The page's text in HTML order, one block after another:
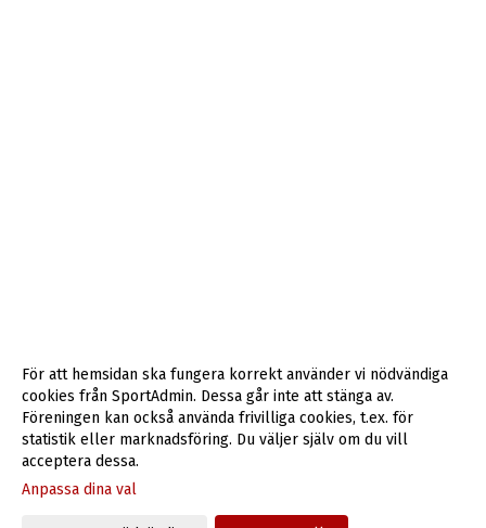
Gå till Webbversion
För att hemsidan ska fungera korrekt använder vi nödvändiga
cookies från SportAdmin. Dessa går inte att stänga av.
Föreningen kan också använda frivilliga cookies, t.ex. för
statistik eller marknadsföring. Du väljer själv om du vill
acceptera dessa.
Anpassa dina val